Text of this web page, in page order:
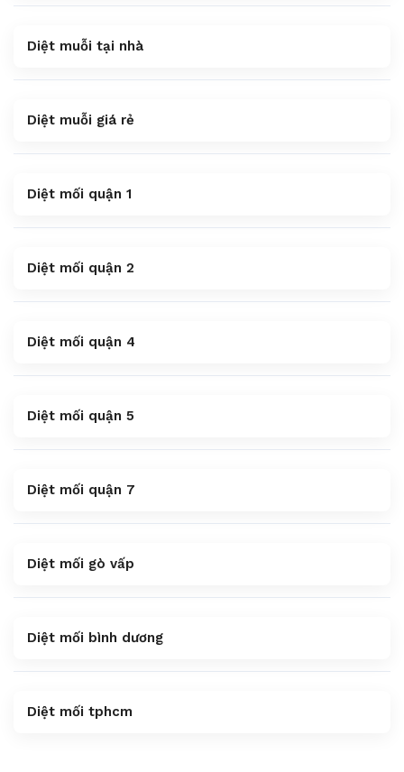
Diệt muỗi tại nhà
Diệt muỗi giá rẻ
Diệt mối quận 1
Diệt mối quận 2
Diệt mối quận 4
Diệt mối quận 5
Diệt mối quận 7
Diệt mối gò vấp
Diệt mối bình dương
Diệt mối tphcm